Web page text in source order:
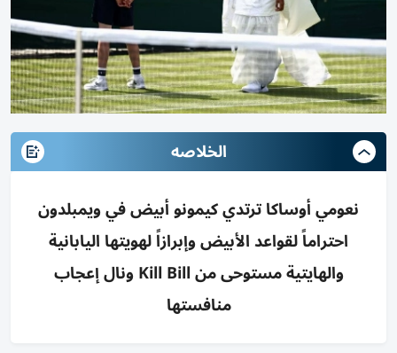
الخلاصه
نعومي أوساكا ترتدي كيمونو أبيض في ويمبلدون
احتراماً لقواعد الأبيض وإبرازاً لهويتها اليابانية
والهايتية مستوحى من Kill Bill ونال إعجاب
منافستها